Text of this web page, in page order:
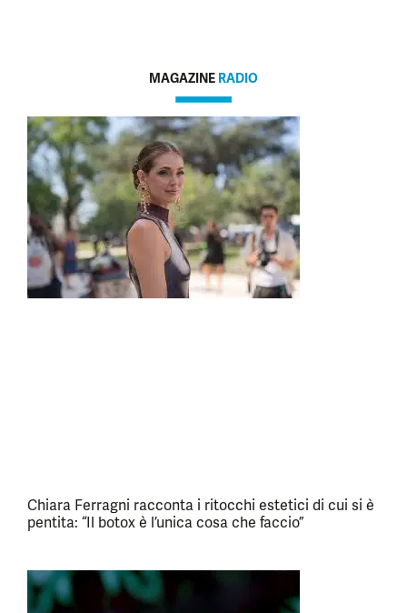
MAGAZINE RADIO
Chiara Ferragni racconta i ritocchi estetici di cui si è
pentita: “Il botox è l’unica cosa che faccio”